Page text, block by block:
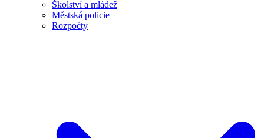
Školství a mládež
Městská policie
Rozpočty